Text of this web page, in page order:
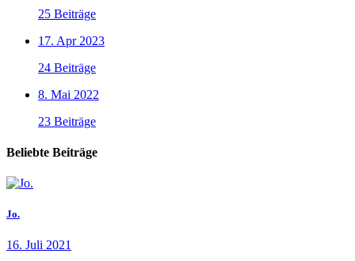
25 Beiträge
17. Apr 2023
24 Beiträge
8. Mai 2022
23 Beiträge
Beliebte Beiträge
Jo.
16. Juli 2021